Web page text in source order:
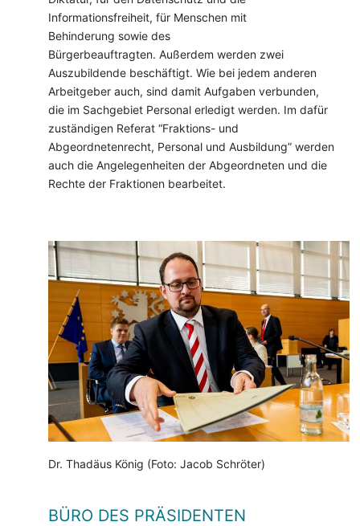
Informationsfreiheit, für Menschen mit
Behinderung sowie des
Bürgerbeauftragten. Außerdem werden zwei
Auszubildende beschäftigt. Wie bei jedem anderen
Arbeitgeber auch, sind damit Aufgaben verbunden,
die im Sachgebiet Personal erledigt werden. Im dafür
zuständigen Referat “Fraktions- und
Abgeordnetenrecht, Personal und Ausbildung” werden
auch die Angelegenheiten der Abgeordneten und die
Rechte der Fraktionen bearbeitet.
Dr. Thadäus König (Foto: Jacob Schröter)
BÜRO DES PRÄSIDENTEN